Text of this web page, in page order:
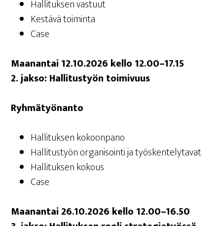
Hal­li­tuk­sen vastuut
Kes­tä­vä toiminta
Case
Maa­nan­tai 12.10.2026 kel­lo 12.00–17.15
2. jak­so: Hal­li­tus­työn toimivuus
Ryh­mä­työn­an­to
Hal­li­tuk­sen kokoonpano
Hal­li­tus­työn orga­ni­soin­ti ja työskentelytavat
Hal­li­tuk­sen kokous
Case
Maa­nan­tai 26.10.2026 kel­lo 12.00–16.50